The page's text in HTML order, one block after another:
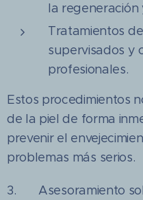
la regeneración
Tratamientos
supervisados y
profesionales.
Estos procedimientos
de la piel de forma
prevenir el
problemas más serios.
3. Asesoramiento